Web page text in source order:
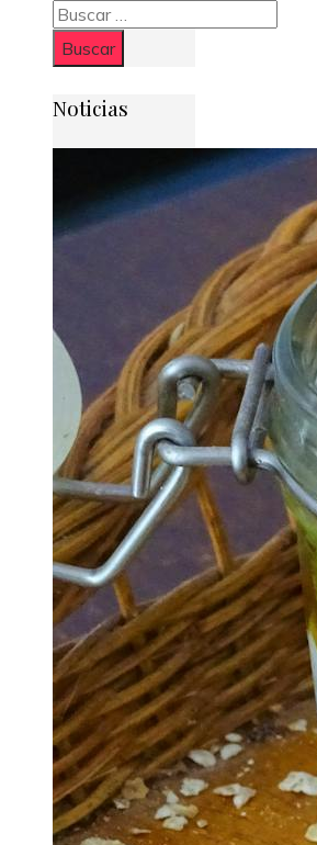
Buscar:
Noticias